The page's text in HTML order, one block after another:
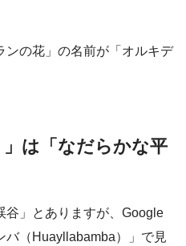
ンの花」の名前が「オルキデ
」は「なだらかな平
谷」とありますが、Google
バ（Huayllabamba）」で見